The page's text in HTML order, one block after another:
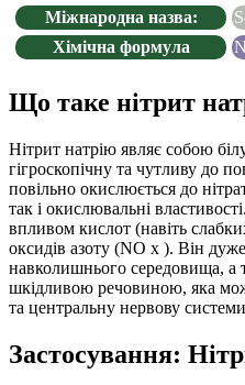
Міжнародна назва:
Хімічна формула
Що таке нітрит
Нітрит натрію являє собою
гігроскопічну та чутливу до
повільно окислюється до
так і окислювальні
впливом кислот (навіть
оксидів азоту (NO x ). Він
навколишнього середовища, а
шкідливою речовиною, яка
та центральну нервову
Застосування: